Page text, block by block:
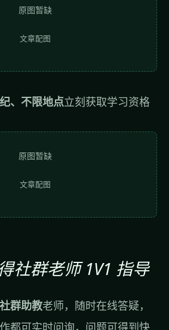
原图暂缺
文章配图
、不限地点立刻获取学习资格
原图暂缺
文章配图
社群老师 1V1 指导
社群助教老师，随时在线答疑，